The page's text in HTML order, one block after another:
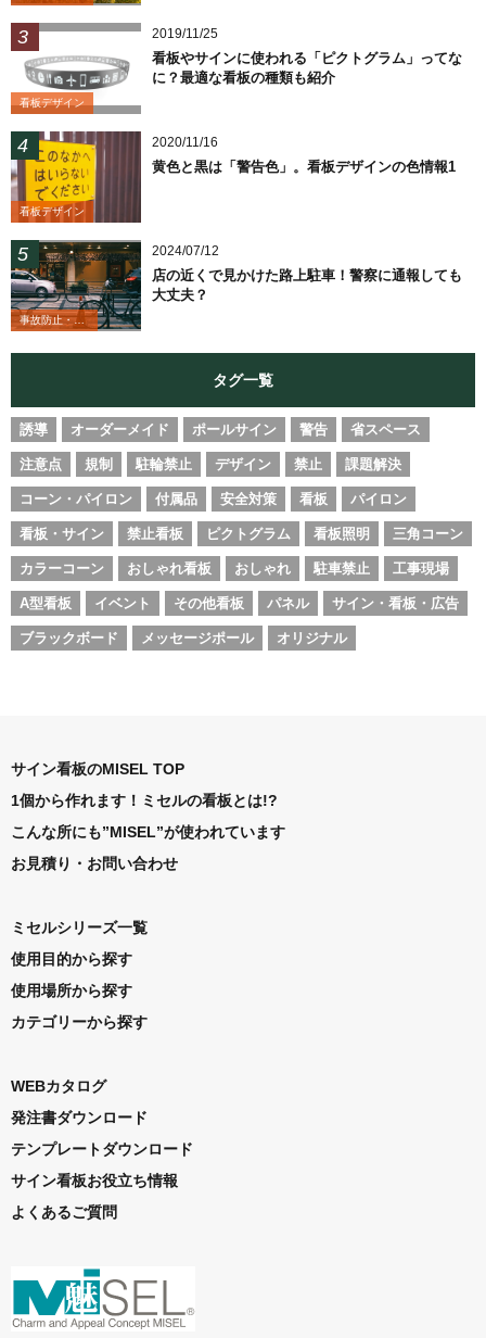
看板デザイン
2019/11/25
看板やサインに使われる「ピクトグラム」ってな
に？最適な看板の種類も紹介
看板デザイン
2020/11/16
黄色と黒は「警告色」。看板デザインの色情報1
事故防止・業務改善
2024/07/12
店の近くで見かけた路上駐車！警察に通報しても
大丈夫？
タグ一覧
誘導 オーダーメイド ポールサイン 警告 省スペース
注意点 規制 駐輪禁止 デザイン 禁止 課題解決
コーン・パイロン 付属品 安全対策 看板 パイロン
看板・サイン 禁止看板 ピクトグラム 看板照明 三角コーン
カラーコーン おしゃれ看板 おしゃれ 駐車禁止 工事現場
A型看板 イベント その他看板 パネル サイン・看板・広告
ブラックボード メッセージポール オリジナル
サイン看板のMISEL TOP
1個から作れます！ミセルの看板とは!?
こんな所にも”MISEL”が使われています
お見積り・お問い合わせ
ミセルシリーズ一覧
使用目的から探す
使用場所から探す
カテゴリーから探す
WEBカタログ
発注書ダウンロード
テンプレートダウンロード
サイン看板お役立ち情報
よくあるご質問